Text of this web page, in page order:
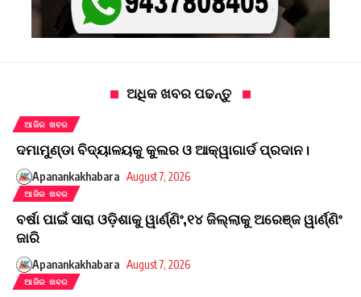
ଅଧିକ ଖବର ପଢନ୍ତୁ
ଆଜିର ଖବର
ଦମାମୁଣ୍ଡା ବିଦ୍ୟାଳୟକୁ କୁଲର ଓ ଆକ୍ୱାଗାର୍ଡ ପ୍ରଦାନ।
Apanankakhabara August 7, 2026
ଆଜିର ଖବର
ବର୍ଷା ପାଇଁ ସାରା ଓଡ଼ିଶାକୁ ୱାର୍ଣ୍ଣିଂ,୧୪ ଜିଲ୍ଲାକୁ ଅରେଞ୍ଜ ୱାର୍ଣ୍ଣିଂ
ଜାରି
Apanankakhabara August 7, 2026
ଆଜିର ଖବର